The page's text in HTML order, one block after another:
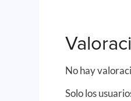
No hay
Solo los